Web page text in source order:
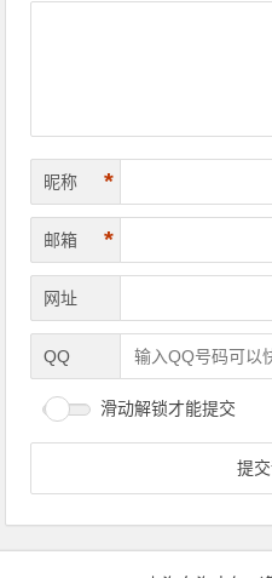
昵称 *
邮箱 *
网址
QQ
滑动解锁才能提交